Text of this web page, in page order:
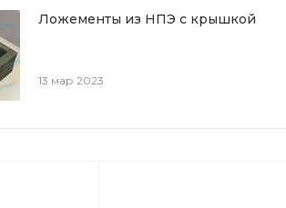
Ложементы из НПЭ с крышкой
13 мар 2023